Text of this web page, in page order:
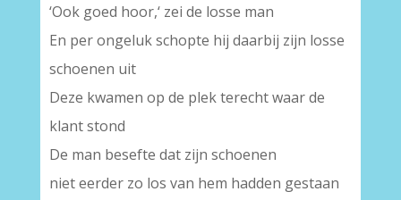
‘Ook goed hoor,‘ zei de losse man
En per ongeluk schopte hij daarbij zijn losse
schoenen uit
Deze kwamen op de plek terecht waar de
klant stond
De man besefte dat zijn schoenen
niet eerder zo los van hem hadden gestaan